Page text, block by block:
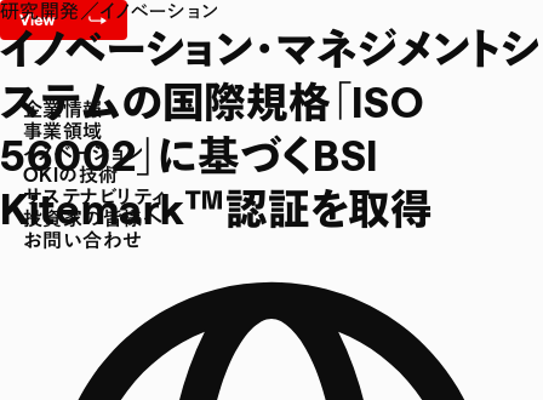
企業情報
事業領域
イノベーション
OKIの技術
サステナビリティ
投資家の皆様へ
お問い合わせ
研究開発／イノベーション
イノベーション・マネジメントシ
ステムの国際規格「ISO
56002」に基づくBSI
Kitemark™認証を取得